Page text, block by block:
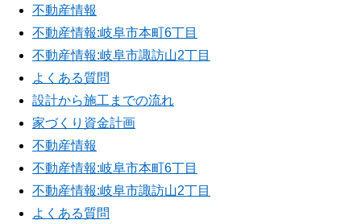
不動産情報
不動産情報:岐阜市本町6丁目
不動産情報:岐阜市諏訪山2丁目
よくある質問
設計から施工までの流れ
家づくり資金計画
不動産情報
不動産情報:岐阜市本町6丁目
不動産情報:岐阜市諏訪山2丁目
よくある質問